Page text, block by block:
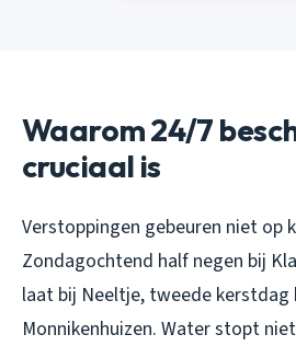
Waarom 24/7
cruciaal is
Verstoppingen gebeuren niet op
Zondagochtend half negen bij
laat bij Neeltje, tweede kerstdag
Monnikenhuizen. Water stopt